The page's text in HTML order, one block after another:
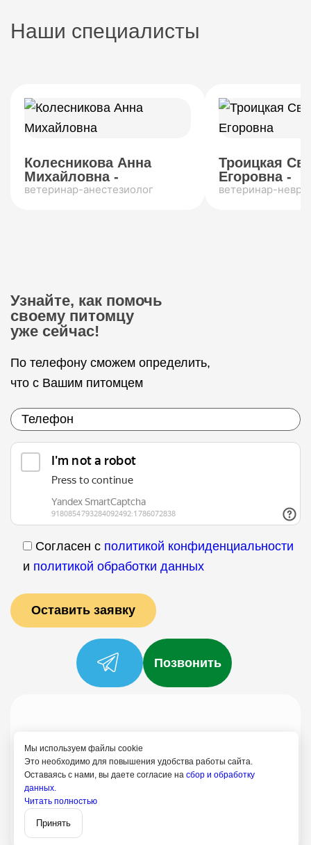
Наши специалисты
Колесникова Анна
Михайловна -
ветеринар-анестезиолог
Троицкая
Егоровна -
ветеринар-
Узнайте, как помочь
своему питомцу
уже сейчас!
По телефону сможем определить,
что с Вашим питомцем
Согласен с политикой конфиденциальности
и политикой обработки данных
Мы используем файлы cookie
Это необходимо для повышения удобства работы сайта.
Оставаясь с нами, вы даете согласие на сбор и обработку
данных.
Читать полностью
Принять
Позвонить
Политика конфиденциальности
Согласие на обработку
+7 (958) 758-21-18
Архангельск